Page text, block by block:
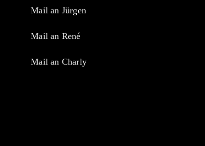
Mail an Jürgen
Mail an René
Mail an Charly